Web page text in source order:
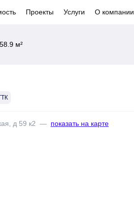
Проекты Услуги О компании
м²
д 59 к2 — показать на карте